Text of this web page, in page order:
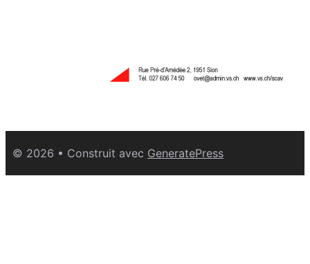
© 2026 • Construit avec GeneratePress